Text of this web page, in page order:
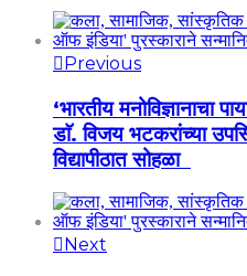
Previous
‘भारतीय मनोविज्ञानाचा
डाॅ. विजय भटकरांच्या
विद्यापीठात सोहळा
Next